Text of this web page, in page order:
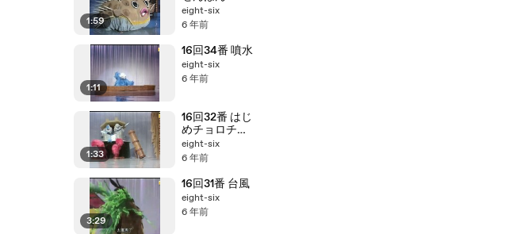
1:59
eight-six
6 年前
1:11
16回34番 噴水
eight-six
6 年前
1:33
16回32番 はじ
めチョロチョ
ロなかパッパ
eight-six
6 年前
3:29
16回31番 台風
eight-six
6 年前